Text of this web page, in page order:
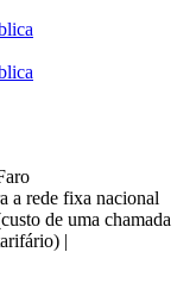
a rede fixa nacional
de uma chamada
|